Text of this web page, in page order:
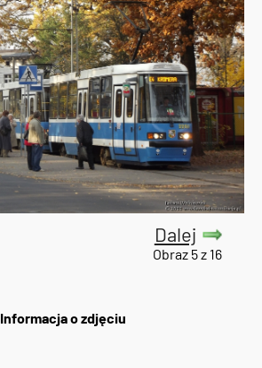
Dalej
Obraz 5 z 16
Informacja o zdjęciu